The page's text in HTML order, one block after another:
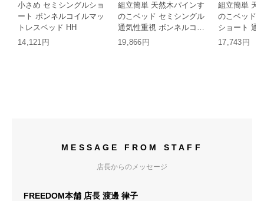
小さめ セミシングルショ
ート ボンネルコイルマッ
トレスベッド HH
14,121円
組立簡単 天然木パインす
のこベッド セミシングル
通気性重視 ボンネルコイ
ルマットレス付 HT
19,866円
組立簡単 天
のこベッド
ショート 通
ネルコイル
17,743円
MESSAGE FROM STAFF
店長からのメッセージ
FREEDOM本舗 店長 渡邊 律子